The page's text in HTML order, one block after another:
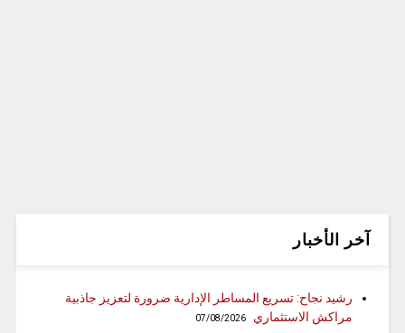
آخر الأخبار
رشيد نجاح: تسريع المساطر الإدارية ضرورة لتعزيز جاذبية
مراكش الاستثماري
07/08/2026